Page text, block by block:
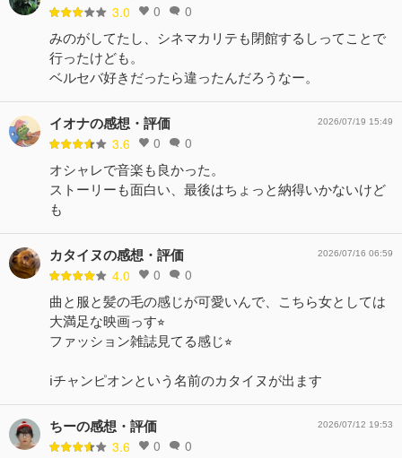
3.0 0 0
みのがしてたし、シネマカリテも閉館するしってことで
行ったけども。
ベルセバ好きだったら違ったんだろうなー。
イオナの感想・評価
3.6 0 0
2026/07/19 15:49
オシャレで音楽も良かった。
ストーリーも面白い、最後はちょっと納得いかないけど
も
カタイヌの感想・評価
4.0 0 0
2026/07/16 06:59
曲と服と髪の毛の感じが可愛いんで、こちら女としては
大満足な映画っす⭐︎
ファッション雑誌見てる感じ⭐︎
ℹ️チャンピオンという名前のカタイヌが出ます
ちーの感想・評価
3.6 0 0
2026/07/12 19:53